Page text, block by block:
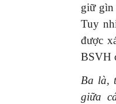
giữ gìn
Tuy
được
BSVH
Ba là,
giữa